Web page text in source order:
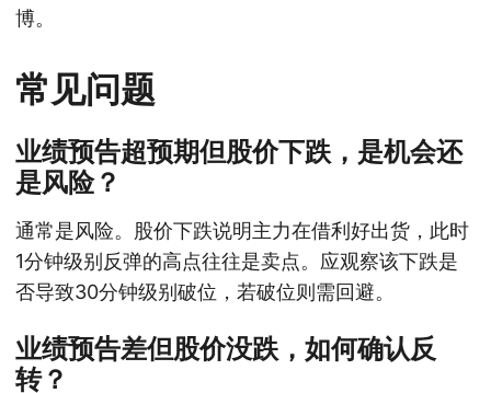
博。
常见问题
业绩预告超预期但股价下跌，是机会还
是风险？
通常是风险。股价下跌说明主力在借利好出货，此时
1分钟级别反弹的高点往往是卖点。应观察该下跌是
否导致30分钟级别破位，若破位则需回避。
业绩预告差但股价没跌，如何确认反
转？